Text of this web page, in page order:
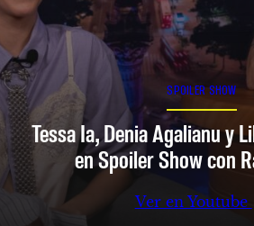
SPOILER SHOW
Tessa Ia, Denia Agalianu y
en Spoiler Show con
Ver en Youtube